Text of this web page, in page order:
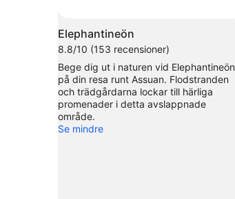
Elephantineön
8.8/10 (153 recensioner)
Bege dig ut i naturen vid Elephantineön
på din resa runt Assuan. Flodstranden
och trädgårdarna lockar till härliga
promenader i detta avslappnade
område.
Se mindre